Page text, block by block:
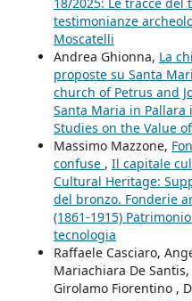
testimonianze
Moscatelli
Andrea Ghionna, La
proposte su Santa
church of Petrus and
Santa Maria in Pallara
Studies on the Value
Massimo Mazzone,
confuse , Il capitale
Cultural Heritage:
del bronzo. Fonderie
(1861-1915)
tecnologia
Raffaele Casciaro,
Mariachiara De
Girolamo Fiorentino ,